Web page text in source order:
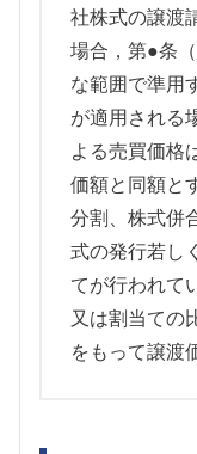
社株式の譲渡
場合，第●条
な範囲で準用
が適用される
よる売買価格
価額と同額と
分割、株式併
式の発行若し
てが行われて
又は割当ての
をもって譲渡